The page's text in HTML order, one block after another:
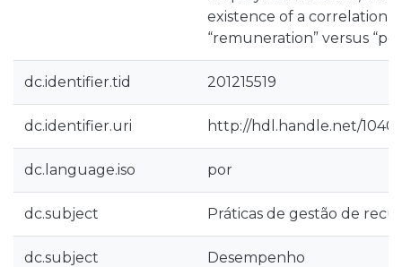
existence of a correlation
“remuneration” versus
dc.identifier.tid 201215519
dc.identifier.uri http://hdl.handle.net/
dc.language.iso por
dc.subject Práticas de gestão de
dc.subject Desempenho